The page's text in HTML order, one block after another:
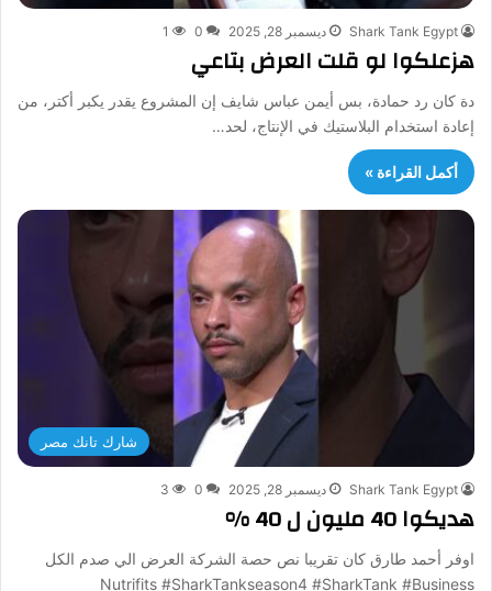
Shark Tank Egypt ديسمبر 28, 2025 0
1
هزعلكوا لو قلت العرض بتاعي
دة كان رد حمادة، بس أيمن عباس شايف إن المشروع يقدر يكبر أكتر، من
إعادة استخدام البلاستيك في الإنتاج، لحد…
أكمل القراءة »
شارك تانك مصر
Shark Tank Egypt ديسمبر 28, 2025 0
3
هديكوا 40 مليون ل 40 %
اوفر أحمد طارق كان تقريبا نص حصة الشركة العرض الي صدم الكل
Nutrifits #SharkTankseason4 #SharkTank #Business